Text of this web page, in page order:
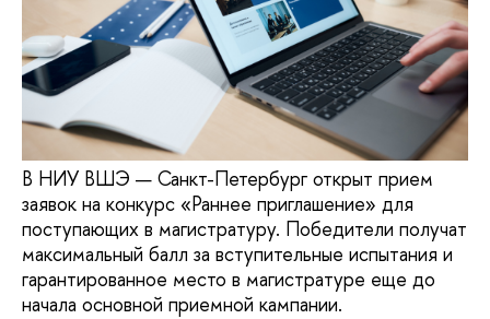
В НИУ ВШЭ — Санкт-Петербург открыт прием
заявок на конкурс «Раннее приглашение» для
поступающих в магистратуру. Победители получат
максимальный балл за вступительные испытания и
гарантированное место в магистратуре еще до
начала основной приемной кампании.